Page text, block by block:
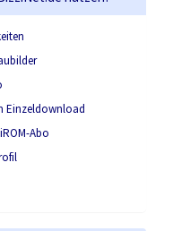
Einzeldownload
Abo